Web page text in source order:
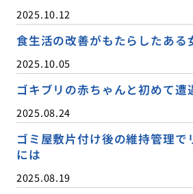
2025.10.12
食生活の改善がもたらしたある
2025.10.05
ゴキブリの赤ちゃんと初めて遭
2025.08.24
ゴミ屋敷片付け後の維持管理で
には
2025.08.19